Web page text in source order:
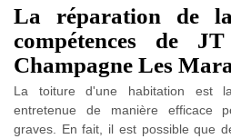
La réparation de
compétences de
Champagne Les
La toiture d'une habitation est
entretenue de manière efficace
graves. En fait, il est possible que